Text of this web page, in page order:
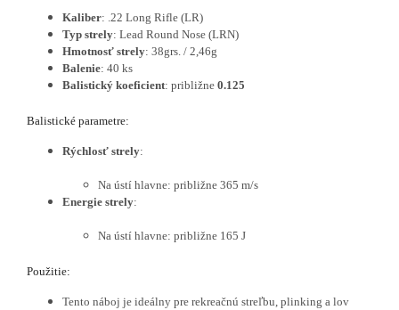
Kaliber: .22 Long Rifle (LR)
Typ strely: Lead Round Nose (LRN)
Hmotnosť strely: 38grs. / 2,46g
Balenie: 40 ks
Balistický koeficient: približne 0.125
Balistické parametre:
Rýchlosť strely:
Na ústí hlavne: približne 365 m/s
Energie strely:
Na ústí hlavne: približne 165 J
Použitie:
Tento náboj je ideálny pre rekreačnú streľbu, plinking a lov